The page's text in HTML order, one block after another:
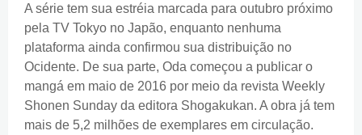
A série tem sua estréia marcada para outubro próximo
pela TV Tokyo no Japão, enquanto nenhuma
plataforma ainda confirmou sua distribuição no
Ocidente. De sua parte, Oda começou a publicar o
mangá em maio de 2016 por meio da revista Weekly
Shonen Sunday da editora Shogakukan. A obra já tem
mais de 5,2 milhões de exemplares em circulação.